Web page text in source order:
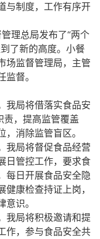
与制度，工作有序开
理总局发布了“两个
了新的高度。小餐
场监督管理局，主管
督。
我局将借落实食品安
责，提高监管覆盖
消除监管盲区。
我局将督促食品经营
日管控工作，要求食
每日开展食品安全隐
康检查持证上岗，
识。
我局将积极邀请和提
作，参与食品安全共